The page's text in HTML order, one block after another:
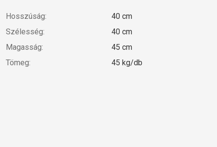
Hosszúság:
40 cm
Szélesség:
40 cm
Magasság:
45 cm
Tömeg:
45 kg/db